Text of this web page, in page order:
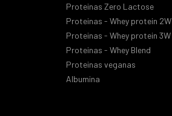
Proteinas Zero Lactose
Proteinas - Whey protein 2W
Proteinas - Whey protein 3W
Proteinas - Whey Blend
Proteinas veganas
Albumina